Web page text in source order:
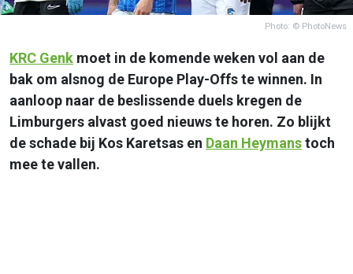
Photo: © PhotoNews
KRC Genk moet in de komende weken vol aan de
bak om alsnog de Europe Play-Offs te winnen. In
aanloop naar de beslissende duels kregen de
Limburgers alvast goed nieuws te horen. Zo blijkt
de schade bij Kos Karetsas en Daan Heymanstoch
mee te vallen.